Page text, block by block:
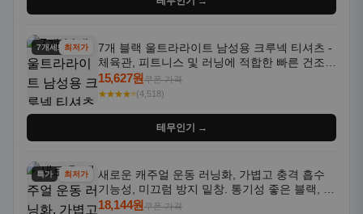
7개세트최저가
7개 블랙 울트라라이트 남성용 크루넥 티셔츠 -
체육관, 피트니스 및 러닝에 적합한 빠른 건조,
통기성 좋은 수분 흡수 반팔 운동복
15,627원쿠폰 가격
★★★★⭐(4,518)
테무인기 →
특가 최저가
새로운 캐주얼 운동 러닝화, 가볍고 충격 흡수
기능성, 미끄럼 방지 밑창. 통기성 좋은 블랙, 화
이트, 퍼플 그라데이션 색상
18,144원쿠폰 가격